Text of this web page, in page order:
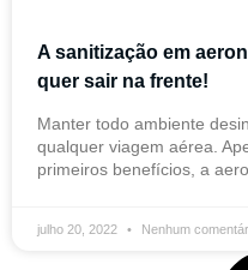
A sanitização em
quer sair na frente!
Manter todo ambiente
qualquer viagem aérea.
primeiros benefícios, a
julho 20, 2022 Nenhum